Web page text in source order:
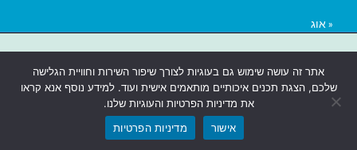
« אוג
אתרים בבאר שבע|
אתר זה עושה שימוש גם בעוגיות לצורך שיפור השירות וחוויית הגלישה
שלכם, הצגת תכנים איכותיים מותאמים אישית ועוד. למידע נוסף אנא קראו
את מדיניות הפרטיות והעוגיות שלנו.
אישור
מדיניות הפרטיות